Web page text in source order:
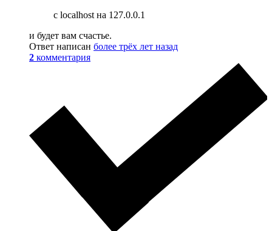
с localhost на 127.0.0.1
и будет вам счастье.
Ответ написан более трёх лет назад
2 комментария